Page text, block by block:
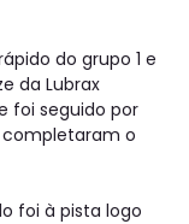
do grupo 1 e
da Lubrax
foi seguido por
completaram o
foi à pista logo